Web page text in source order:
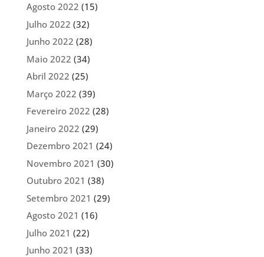
Agosto 2022 (15)
Julho 2022 (32)
Junho 2022 (28)
Maio 2022 (34)
Abril 2022 (25)
Março 2022 (39)
Fevereiro 2022 (28)
Janeiro 2022 (29)
Dezembro 2021 (24)
Novembro 2021 (30)
Outubro 2021 (38)
Setembro 2021 (29)
Agosto 2021 (16)
Julho 2021 (22)
Junho 2021 (33)